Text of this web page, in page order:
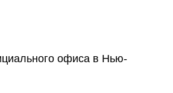
офиса в Нью-